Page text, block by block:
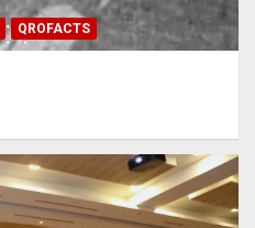
QROFACTS